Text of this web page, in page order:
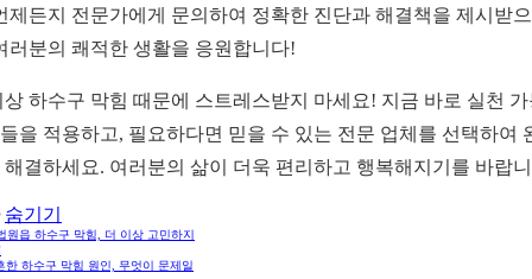
제든지 전문가에게 문의하여 정확한 진단과 해결책을 제시받
러분의 쾌적한 생활을 응원합니다!
상 하수구 막힘 때문에 스트레스받지 마세요! 지금 바로 실천
을 적용하고, 필요하다면 믿을 수 있는 전문 업체를 선택하여
해결하세요. 여러분의 삶이 더욱 편리하고 행복해지기를 바랍
숨기기
원읍 하수구 막힘, 더 이상 고민하지
한 하수구 막힘 원인, 무엇이 문제일